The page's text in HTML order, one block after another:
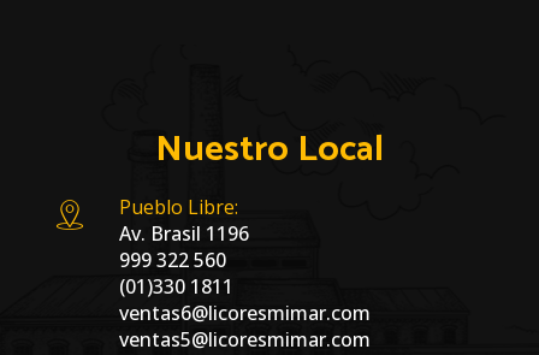
Nuestro Local
Pueblo Libre:
Av. Brasil 1196
999 322 560
(01)330 1811
ventas6@licoresmimar.com
ventas5@licoresmimar.com